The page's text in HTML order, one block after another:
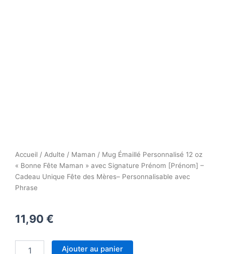
Accueil / Adulte / Maman / Mug Émaillé Personnalisé 12 oz
« Bonne Fête Maman » avec Signature Prénom [Prénom] –
Cadeau Unique Fête des Mères– Personnalisable avec
Phrase
11,90 €
Ajouter au panier